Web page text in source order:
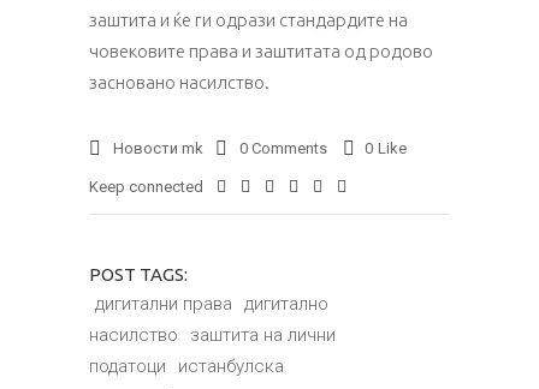
заштита и ќе ги одрази стандардите на
човековите права и заштитата од родово
засновано насилство.
Новости mk 0 Comments 0 Like
Keep connected
POST TAGS:
дигитални права
дигитално
насилство
заштита на лични
податоци
истанбулска